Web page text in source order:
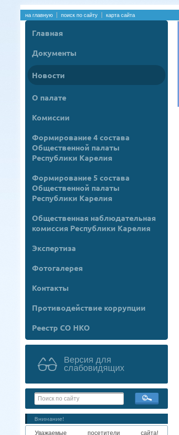
на главную поиск по сайту карта сайта
Главная
Документы
Новости
О палате
Комиссии
Формирование 4 состава
Общественной палаты
Республики Карелия
Формирование 5 состава
Общественной палаты
Республики Карелия
Общественная наблюдательная
комиссия Республики Карелия
Экспертиза
Фотогалерея
Контакты
Противодействие коррупции
Реестр СО НКО
Версия для
слабовидящих
Внимание!
Уважаемые посетители сайта!